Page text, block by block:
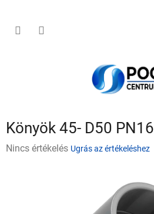
Könyök 45- D50 PN16
ANincs értékelés Ugrás az értékeléshez